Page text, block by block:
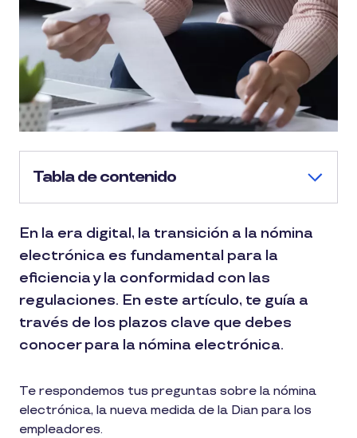
Tabla de contenido
En la era digital, la transición a la nómina
electrónica es fundamental para la
eficiencia y la conformidad con las
regulaciones. En este artículo, te guía a
través de los plazos clave que debes
conocer para la nómina electrónica.
Te respondemos tus preguntas sobre la nómina
electrónica, la nueva medida de la Dian para los
empleadores.